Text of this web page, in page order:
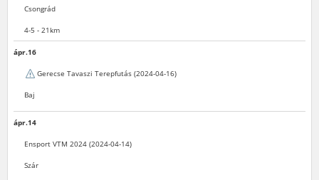
Csongrád
4-5 - 21km
ápr.16
Gerecse Tavaszi Terepfutás (2024-04-16)
Baj
ápr.14
Ensport VTM 2024 (2024-04-14)
Szár